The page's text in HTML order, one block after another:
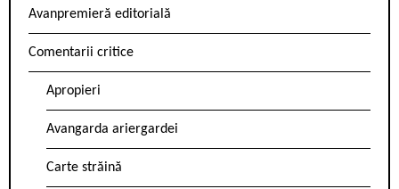
Avanpremieră editorială
Comentarii critice
Apropieri
Avangarda ariergardei
Carte străină